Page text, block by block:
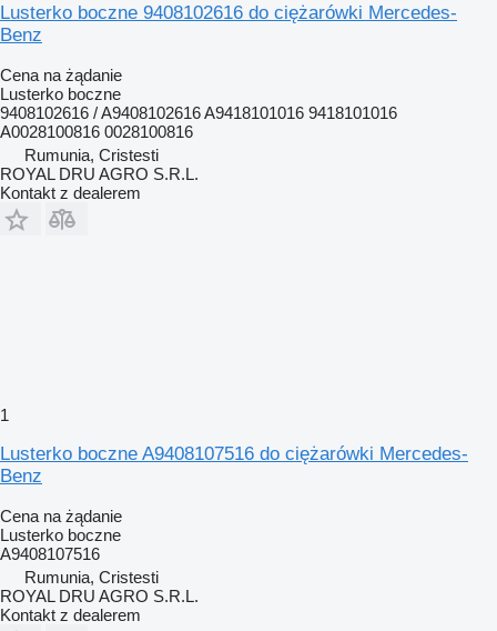
Lusterko boczne 9408102616 do ciężarówki Mercedes-
Benz
Cena na żądanie
Lusterko boczne
9408102616 / A9408102616 A9418101016 9418101016
A0028100816 0028100816
Rumunia, Cristesti
ROYAL DRU AGRO S.R.L.
Kontakt z dealerem
1
Lusterko boczne A9408107516 do ciężarówki Mercedes-
Benz
Cena na żądanie
Lusterko boczne
A9408107516
Rumunia, Cristesti
ROYAL DRU AGRO S.R.L.
Kontakt z dealerem